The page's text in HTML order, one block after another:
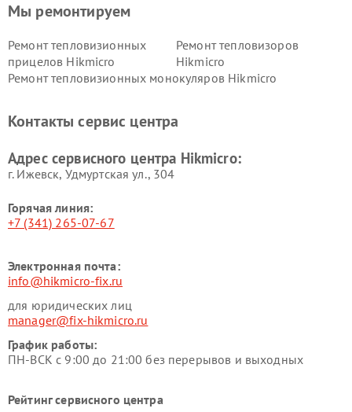
Мы ремонтируем
Ремонт тепловизионных
прицелов Hikmicro
Ремонт тепловизоров
Hikmicro
Ремонт тепловизионных монокуляров Hikmicro
Контакты сервис центра
Адрес сервисного центра Hikmicro:
г. Ижевск, Удмуртская ул., 304
Горячая линия:
+7 (341) 265-07-67
Электронная почта:
info@hikmicro-fix.ru
для юридических лиц
manager@fix-hikmicro.ru
График работы:
ПН-ВСК с 9:00 до 21:00 без перерывов и выходных
Рейтинг сервисного центра